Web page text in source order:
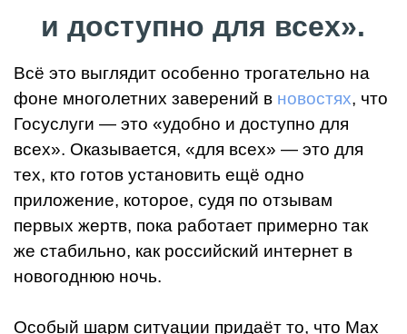
и доступно для всех».
Всё это выглядит особенно трогательно на
фоне многолетних заверений в новостях, что
Госуслуги — это «удобно и доступно для
всех». Оказывается, «для всех» — это для
тех, кто готов установить ещё одно
приложение, которое, судя по отзывам
первых жертв, пока работает примерно так
же стабильно, как российский интернет в
новогоднюю ночь.
Особый шарм ситуации придаёт то, что Max